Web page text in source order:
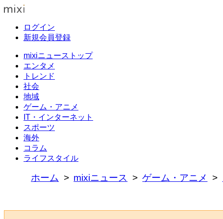
ログイン
新規会員登録
mixiニューストップ
エンタメ
トレンド
社会
地域
ゲーム・アニメ
IT・インターネット
スポーツ
海外
コラム
ライフスタイル
ホーム mixiニュース ゲーム・アニメ